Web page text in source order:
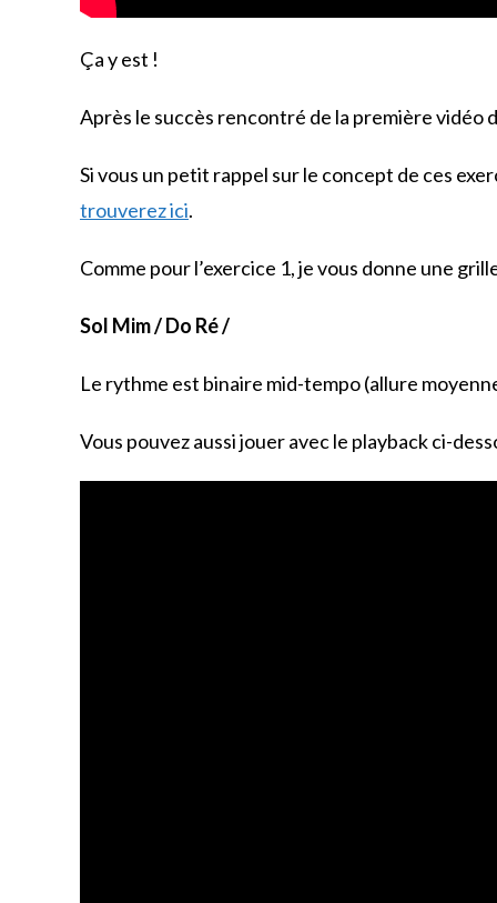
Ça y est !
Après le succès rencontré de la première vidéo
Si vous un petit rappel sur le concept de ces
trouverez ici.
Comme pour l’exercice 1, je vous donne une
Sol Mim / Do Ré /
Le rythme est binaire mid-tempo (allure
Vous pouvez aussi jouer avec le playback ci-